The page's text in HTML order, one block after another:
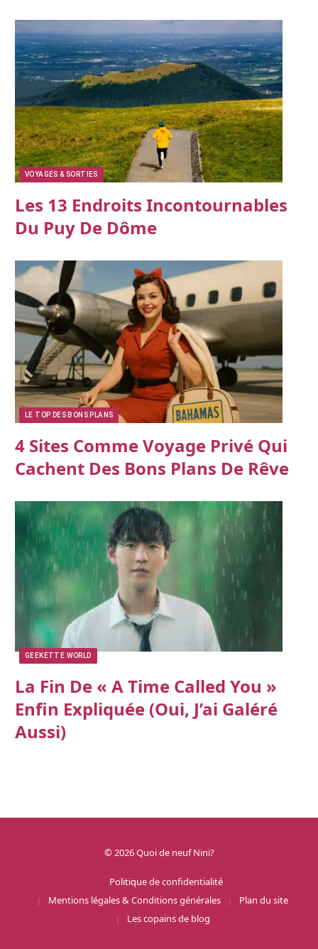
VOYAGES & SORTIES
Les 13 Endroits Incontournables
Du Puy De Dôme
LE TOP DES BONS PLANS
4 Sites Comme Voyage Privé Qui
Cachent Des Bons Plans De Rêve
GEEKETTE WORLD
La Fin De « A Time Called You »
Enfin Expliquée (oui, J’ai Galéré
Aussi)
© 2026 Quoi de neuf Nini?
Politique de confidentialité
Mentions légales & Conditions générales
Plan du site
Les copains de blog